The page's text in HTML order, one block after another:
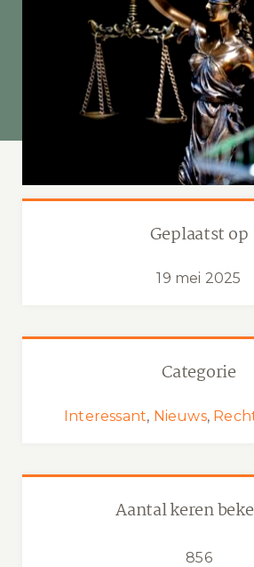
Categorie
Interessant, Nieuws,
Geplaatst op
19 mei 2025
Aantal keren
856